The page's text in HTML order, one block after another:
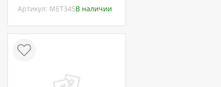
Артикул: МЕТ345В наличии